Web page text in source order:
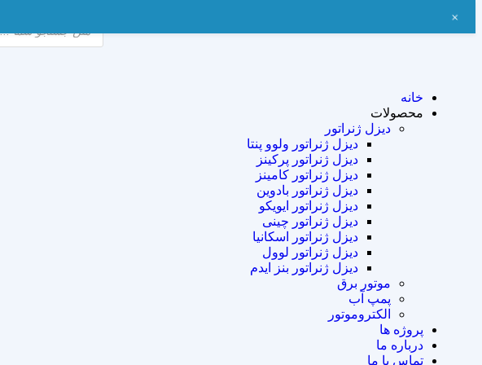
خانه
محصولات
دیزل ژنراتور
دیزل ژنراتور ولوو پنتا
دیزل ژنراتور پرکینز
دیزل ژنراتور کامینز
دیزل ژنراتور بادوین
دیزل ژنراتور ایویکو
دیزل ژنراتور چینی
دیزل ژنراتور اسکانیا
دیزل ژنراتور لوول
دیزل ژنراتور بنز ایدم
موتور برق
پمپ آب
الکتروموتور
پروژه ها
درباره ما
تماس با ما
+